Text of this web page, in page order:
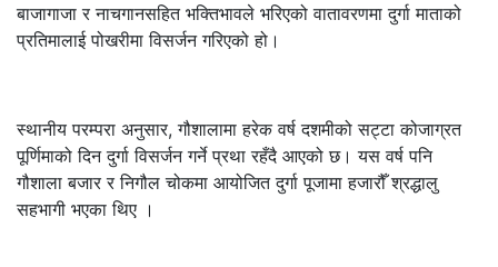
बाजागाजा र नाचगानसहित भक्तिभावले भरिएको वातावरणमा दुर्गा माताको
प्रतिमालाई पोखरीमा विसर्जन गरिएको हो।
स्थानीय परम्परा अनुसार, गौशालामा हरेक वर्ष दशमीको सट्टा कोजाग्रत
पूर्णिमाको दिन दुर्गा विसर्जन गर्ने प्रथा रहँदै आएको छ। यस वर्ष पनि
गौशाला बजार र निगौल चोकमा आयोजित दुर्गा पूजामा हजारौँ श्रद्धालु
सहभागी भएका थिए ।